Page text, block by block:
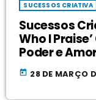
SUCESSOS CRIATIVA
Sucessos
Who I
Poder e
today 28 DE MARÇO